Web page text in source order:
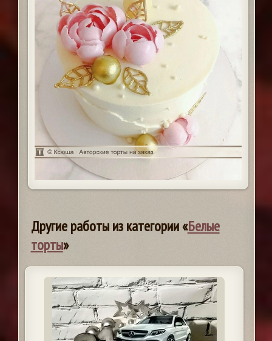
Другие работы из категории «Белые
торты»